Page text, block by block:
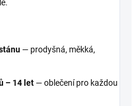
— prodyšná, měkká,
– 14 let — oblečení pro každou